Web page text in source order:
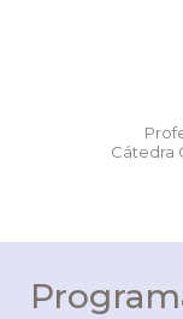
Cátedra